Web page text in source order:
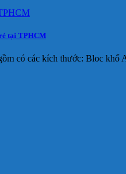
tại TPHCM
có các kích thước: Bloc khổ